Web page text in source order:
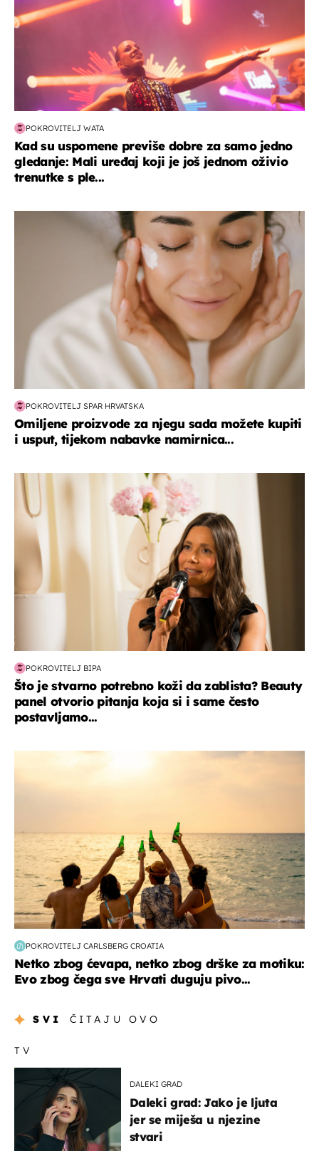
POKROVITELJ WATA
Kad su uspomene previše dobre za samo jedno
gledanje: Mali uređaj koji je još jednom oživio
trenutke s ple...
moda & ljepota
POKROVITELJ SPAR HRVATSKA
Omiljene proizvode za njegu sada možete kupiti
i usput, tijekom nabavke namirnica...
moda & ljepota
POKROVITELJ BIPA
Što je stvarno potrebno koži da zablista? Beauty
panel otvorio pitanja koja si i same često
postavljamo...
POKROVITELJ CARLSBERG CROATIA
Netko zbog ćevapa, netko zbog drške za motiku:
Evo zbog čega sve Hrvati duguju pivo...
SVI ČITAJU OVO
TV
DALEKI GRAD
Daleki grad: Jako je ljuta
jer se miješa u njezine
stvari